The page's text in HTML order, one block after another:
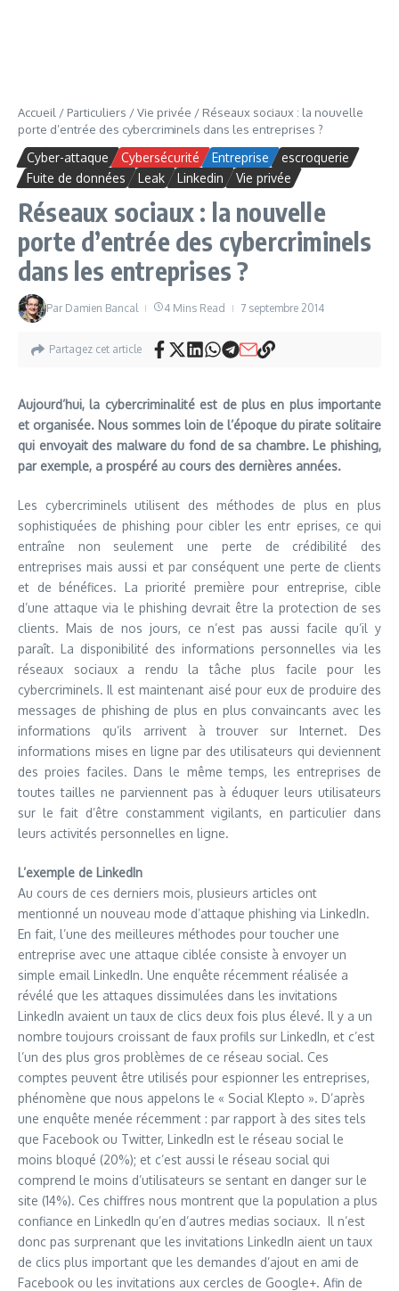
Accueil / Particuliers /Vie privée / Réseaux sociaux : la nouvelle
porte d’entrée des cybercriminels dans les entreprises ?
Cyber-attaque Cybersécurité Entreprise
escroquerie
Fuite de données
Leak Linkedin Vie privée
Réseaux sociaux : la nouvelle
porte d’entrée des cybercriminels
dans les entreprises ?
Par Damien Bancal 4 Mins Read 7 septembre 2014
Partagez cet article
Aujourd’hui, la cybercriminalité est de plus en plus importante
et organisée. Nous sommes loin de l’époque du pirate solitaire
qui envoyait des malware du fond de sa chambre. Le phishing,
par exemple, a prospéré au cours des dernières années.
Les cybercriminels utilisent des méthodes de plus en plus
sophistiquées de phishing pour cibler les entr eprises, ce qui
entraîne non seulement une perte de crédibilité des
entreprises mais aussi et par conséquent une perte de clients
et de bénéfices. La priorité première pour entreprise, cible
d’une attaque via le phishing devrait être la protection de ses
clients. Mais de nos jours, ce n’est pas aussi facile qu’il y
paraît. La disponibilité des informations personnelles via les
réseaux sociaux a rendu la tâche plus facile pour les
cybercriminels. Il est maintenant aisé pour eux de produire des
messages de phishing de plus en plus convaincants avec les
informations qu’ils arrivent à trouver sur Internet. Des
informations mises en ligne par des utilisateurs qui deviennent
des proies faciles. Dans le même temps, les entreprises de
toutes tailles ne parviennent pas à éduquer leurs utilisateurs
sur le fait d’être constamment vigilants, en particulier dans
leurs activités personnelles en ligne.
L’exemple de LinkedIn
Au cours de ces derniers mois, plusieurs articles ont
mentionné un nouveau mode d’attaque phishing via LinkedIn.
En fait, l’une des meilleures méthodes pour toucher une
entreprise avec une attaque ciblée consiste à envoyer un
simple email LinkedIn. Une enquête récemment réalisée a
révélé que les attaques dissimulées dans les invitations
LinkedIn avaient un taux de clics deux fois plus élevé. Il y a un
nombre toujours croissant de faux profils sur LinkedIn, et c’est
l’un des plus gros problèmes de ce réseau social. Ces
comptes peuvent être utilisés pour espionner les entreprises,
phénomène que nous appelons le « Social Klepto ». D’après
une enquête menée récemment : par rapport à des sites tels
que Facebook ou Twitter, LinkedIn est le réseau social le
moins bloqué (20%); et c’est aussi le réseau social qui
comprend le moins d’utilisateurs se sentant en danger sur le
site (14%). Ces chiffres nous montrent que la population a plus
confiance en LinkedIn qu’en d’autres medias sociaux. Il n’est
donc pas surprenant que les invitations LinkedIn aient un taux
de clics plus important que les demandes d’ajout en ami de
Facebook ou les invitations aux cercles de Google+. Afin de